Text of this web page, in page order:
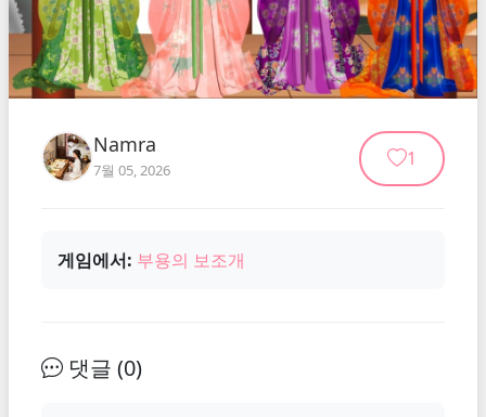
Namra
7월 05, 2026 1
게임에서: 부용의 보조개
댓글 (0)